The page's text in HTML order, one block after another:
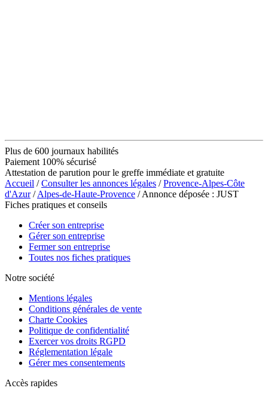
Plus de 600 journaux habilités
Paiement 100% sécurisé
Attestation de parution pour le greffe immédiate et gratuite
Accueil /Consulter les annonces légales /Provence-Alpes-Côte
d'Azur/Alpes-de-Haute-Provence / Annonce déposée : JUST
Fiches pratiques et conseils
Créer son entreprise
Gérer son entreprise
Fermer son entreprise
Toutes nos fiches pratiques
Notre société
Mentions légales
Conditions générales de vente
Charte Cookies
Politique de confidentialité
Exercer vos droits RGPD
Réglementation légale
Gérer mes consentements
Accès rapides